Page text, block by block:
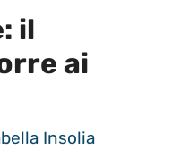
il
ai
Insolia